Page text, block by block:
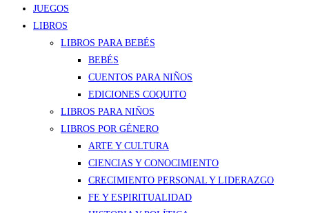
JUEGOS
LIBROS
LIBROS PARA BEBÉS
BEBÉS
CUENTOS PARA NIÑOS
EDICIONES COQUITO
LIBROS PARA NIÑOS
LIBROS POR GÉNERO
ARTE Y CULTURA
CIENCIAS Y CONOCIMIENTO
CRECIMIENTO PERSONAL Y LIDERAZGO
FE Y ESPIRITUALIDAD